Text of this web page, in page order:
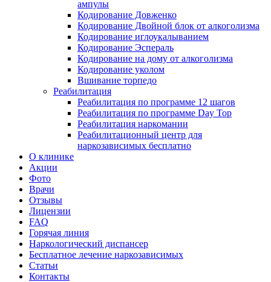
ампулы
Кодирование Довженко
Кодирование Двойной блок от алкоголизма
Кодирование иглоукалыванием
Кодирование Эспераль
Кодирование на дому от алкоголизма
Кодирование уколом
Вшивание торпедо
Реабилитация
Реабилитация по программе 12 шагов
Реабилитация по программе Day Top
Реабилитация наркомании
Реабилитационный центр для
наркозависимых бесплатно
О клинике
Акции
Фото
Врачи
Отзывы
Лицензии
FAQ
Горячая линия
Наркологический диспансер
Бесплатное лечение наркозависимых
Статьи
Контакты